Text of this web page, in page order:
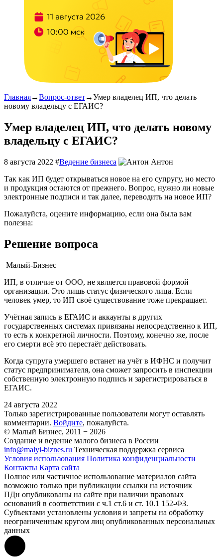
Главная→Вопрос-ответ→Умер владелец ИП, что делать
новому владельцу с ЕГАИС?
Умер владелец ИП, что делать новому
владельцу с ЕГАИС?
8 августа 2022 #Ведение бизнеса
Антон
Так как ИП будет открываться новое на его супругу, но место
и продукция остаются от прежнего. Вопрос, нужно ли новые
электронные подписи и так далее, переводить на новое ИП?
Пожалуйста, оцените информацию, если она была вам
полезна:
Решение вопроса
Малый-Бизнес
ИП, в отличие от ООО, не является правовой формой
организации. Это лишь статус физического лица. Если
человек умер, то ИП своё существование тоже прекращает.
Учётная запись в ЕГАИС и аккаунты в других
государственных системах привязаны непосредственно к ИП,
то есть к конкретной личности. Поэтому, конечно же, после
его смерти всё это перестаёт действовать.
Когда супруга умершего встанет на учёт в ИФНС и получит
статус предпринимателя, она сможет запросить в инспекции
собственную электронную подпись и зарегистрироваться в
ЕГАИС.
24 августа 2022
Только зарегистрированные пользователи могут оставлять
комментарии. Войдите, пожалуйста.
© Малый Бизнес, 2011 − 2026
Создание и ведение малого бизнеса в России
info@malyi-biznes.ru Техническая поддержка сервиса
Условия использования Политика конфиденциальности
Контакты Карта сайта
Полное или частичное использование материалов сайта
возможно только при публикации ссылки на источник
ПДн опубликованы на сайте при наличии правовых
оснований в соответствии с ч.1 ст.6 и ст. 10.1 152-ФЗ.
Субъектами установлены условия и запреты на обработку
неограниченным кругом лиц опубликованных персональных
данных